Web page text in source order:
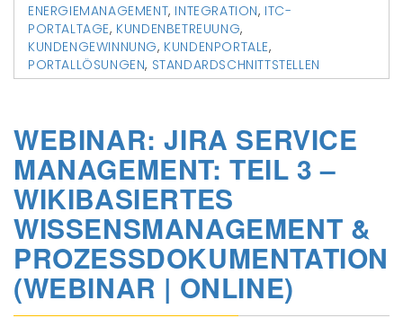
ENERGIEMANAGEMENT, INTEGRATION, ITC-
PORTALTAGE, KUNDENBETREUUNG,
KUNDENGEWINNUNG, KUNDENPORTALE,
PORTALLÖSUNGEN, STANDARDSCHNITTSTELLEN
WEBINAR: JIRA SERVICE
MANAGEMENT: TEIL 3 –
WIKIBASIERTES
WISSENSMANAGEMENT &
PROZESSDOKUMENTATION
(WEBINAR | ONLINE)